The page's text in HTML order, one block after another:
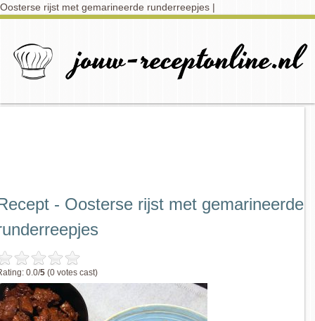
Oosterse rijst met gemarineerde runderreepjes |
- Oosterse rijst met gemarineerde
0.0/5 (0 votes cast)